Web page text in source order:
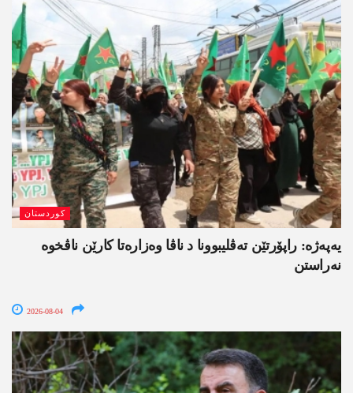
کوردستان
یەپەژە: راپۆرتێن تەڤلیبوونا د ناڤا وەزارەتا کارێن ناڤخوە
نەراستن
2026-08-04